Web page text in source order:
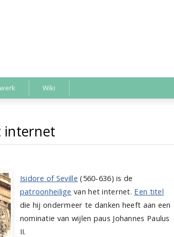
Wiki
van het internet
internet
Isidore of Seville (560-636) is de
patroonheilige van het internet. Een titel
die hij ondermeer te danken heeft aan een
nominatie van wijlen paus Johannes Paulus
II.